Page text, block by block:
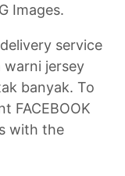
Images.
service
jersey
banyak. To
FACEBOOK
with the